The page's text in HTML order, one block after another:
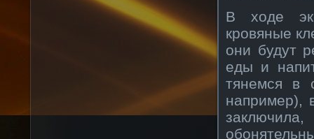
В ходе
кровяные
они будут
еды и
тянемся в
например),